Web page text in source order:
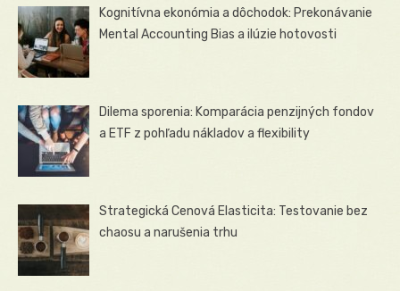
Kognitívna ekonómia a dôchodok: Prekonávanie
Mental Accounting Bias a ilúzie hotovosti
Dilema sporenia: Komparácia penzijných fondov
a ETF z pohľadu nákladov a flexibility
Strategická Cenová Elasticita: Testovanie bez
chaosu a narušenia trhu